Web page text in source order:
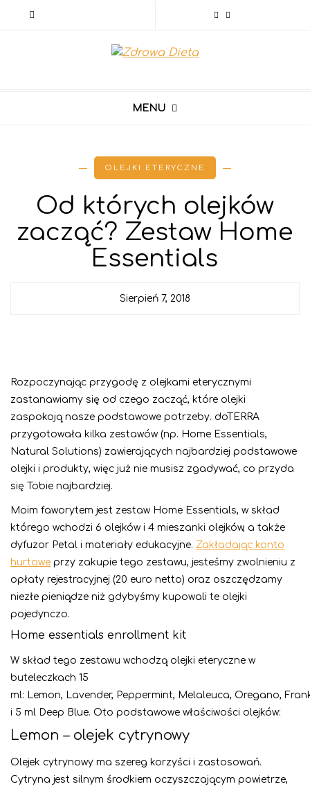
MENU
OLEJKI ETERYCZNE
Od których olejków
zacząć? Zestaw Home
Essentials
Sierpień 7, 2018
Rozpoczynając przygodę z olejkami eterycznymi
zastanawiamy się od czego zacząć, które olejki
zaspokoją nasze podstawowe potrzeby. doTERRA
przygotowała kilka zestawów (np. Home Essentials,
Natural Solutions) zawierających najbardziej podstawowe
olejki i produkty, więc już nie musisz zgadywać, co przyda
się Tobie najbardziej.
Moim faworytem jest zestaw Home Essentials, w skład
którego wchodzi 6 olejków i 4 mieszanki olejków, a także
dyfuzor Petal i materiały edukacyjne. Zakładając konto
hurtowe przy zakupie tego zestawu, jesteśmy zwolnieniu z
opłaty rejestracyjnej (20 euro netto) oraz oszczędzamy
niezłe pieniądze niż gdybyśmy kupowali te olejki
pojedynczo.
Home essentials enrollment kit
W skład tego zestawu wchodzą olejki eteryczne w
buteleczkach 15
ml: Lemon, Lavender, Peppermint, Melaleuca, Oregano,
i 5 ml Deep Blue. Oto podstawowe właściwości olejków:
Lemon – olejek cytrynowy
Olejek cytrynowy ma szereg korzyści i zastosowań.
Cytryna jest silnym środkiem oczyszczającym powietrze,